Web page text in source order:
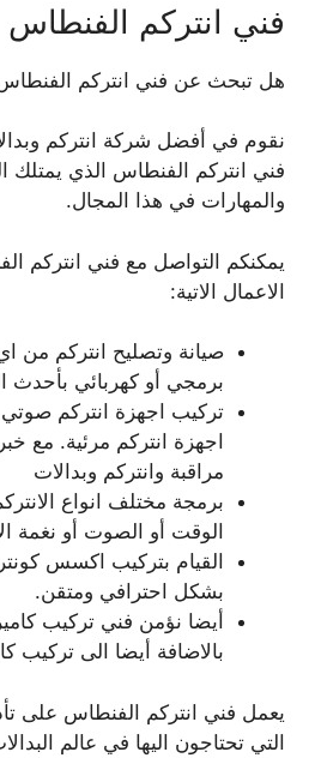
فني انتركم الفنطاس
هل تبحث عن فني انتركم
نقوم في أفضل شركة انتركم
فني انتركم الفنطاس الذي يمتلك
والمهارات في هذا المجال.
يمكنكم التواصل مع فني انتركم
الاعمال الاتية:
صيانة وتصليح انتركم من
برمجي أو كهربائي بأحدث
تركيب اجهزة انتركم
اجهزة انتركم مرئية. مع
مراقبة وانتركم وبدالات
برمجة مختلف انواع
الوقت أو الصوت أو نغمة
بشكل احترافي ومتقن.
أيضا نؤمن فني تركيب
بالاضافة أيضا الى تركيب
يعمل فني انتركم الفنطاس على
التي تحتاجون اليها في عالم